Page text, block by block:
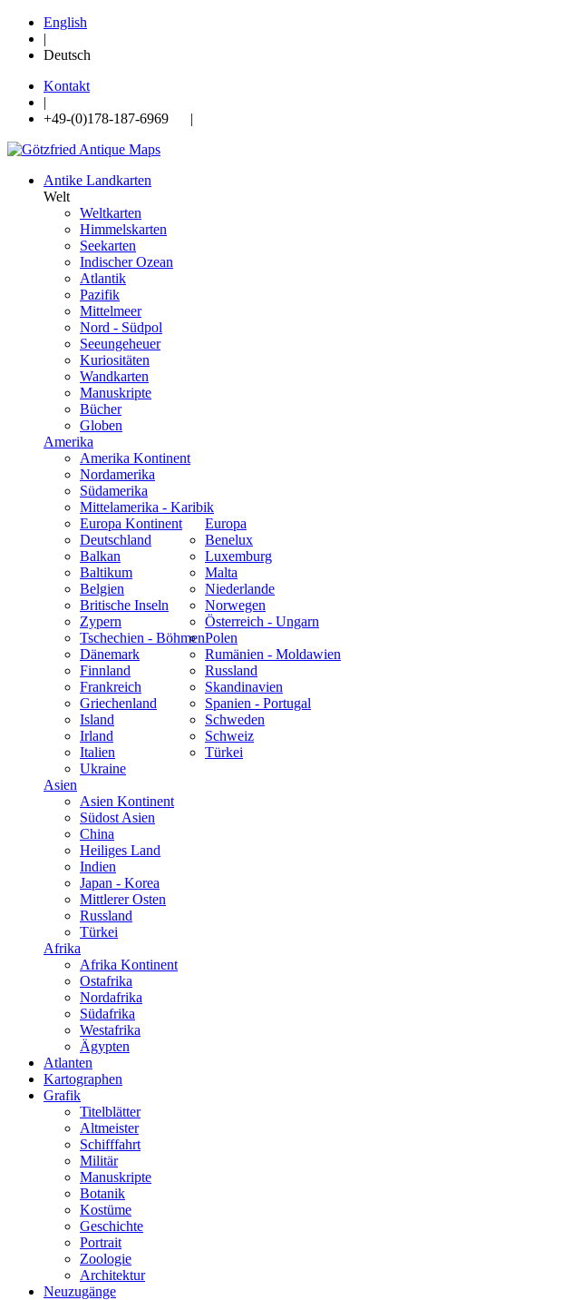
English
|
Deutsch
Kontakt
|
+49-(0)178-187-6969 |
Antike Landkarten
Welt
Weltkarten
Himmelskarten
Seekarten
Indischer Ozean
Atlantik
Pazifik
Mittelmeer
Nord - Südpol
Seeungeheuer
Kuriositäten
Wandkarten
Manuskripte
Bücher
Globen
Amerika
Amerika Kontinent
Nordamerika
Südamerika
Mittelamerika - Karibik
Europa
Europa Kontinent
Deutschland
Balkan
Baltikum
Belgien
Britische Inseln
Zypern
Tschechien - Böhmen
Dänemark
Finnland
Frankreich
Griechenland
Island
Irland
Italien
Benelux
Luxemburg
Malta
Niederlande
Norwegen
Österreich - Ungarn
Polen
Rumänien - Moldawien
Russland
Skandinavien
Spanien - Portugal
Schweden
Schweiz
Türkei
Ukraine
Asien
Asien Kontinent
Südost Asien
China
Heiliges Land
Indien
Japan - Korea
Mittlerer Osten
Russland
Türkei
Afrika
Afrika Kontinent
Ostafrika
Nordafrika
Südafrika
Westafrika
Ägypten
Atlanten
Kartographen
Grafik
Titelblätter
Altmeister
Schifffahrt
Militär
Manuskripte
Botanik
Kostüme
Geschichte
Portrait
Zoologie
Architektur
Neuzugänge